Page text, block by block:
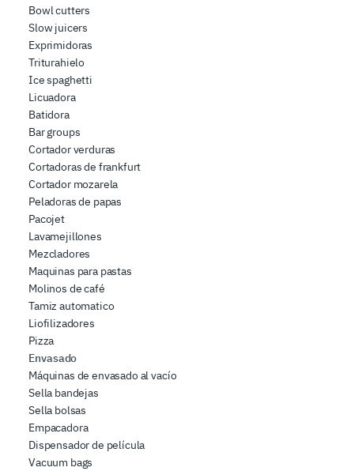
Bowl cutters
Slow juicers
Exprimidoras
Triturahielo
Ice spaghetti
Licuadora
Batidora
Bar groups
Cortador verduras
Cortadoras de frankfurt
Cortador mozarela
Peladoras de papas
Pacojet
Lavamejillones
Mezcladores
Maquinas para pastas
Molinos de café
Tamiz automatico
Liofilizadores
Pizza
Envasado
Máquinas de envasado al vacío
Sella bandejas
Sella bolsas
Empacadora
Dispensador de película
Vacuum bags